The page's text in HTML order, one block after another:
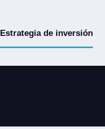
Estrategia de inversión